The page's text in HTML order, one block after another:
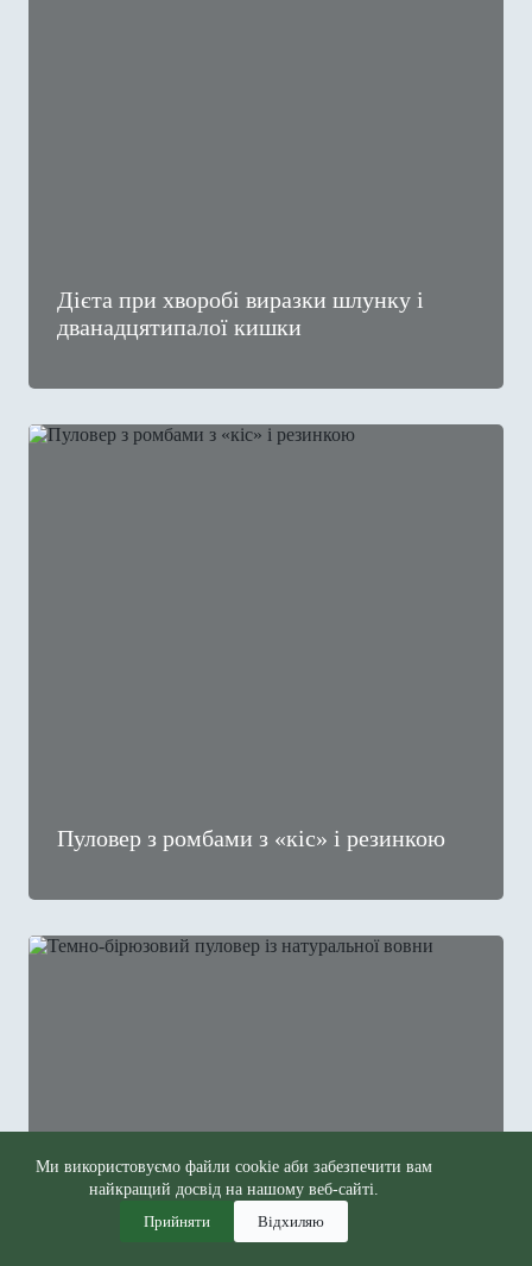
Ми використовуємо файли cookie аби забезпечити вам
найкращий досвід на нашому веб-сайті.
Прийняти
Відхиляю
Дієта при хворобі виразки шлунку і
дванадцятипалої кишки
Пуловер з ромбами з «кіс» і резинкою